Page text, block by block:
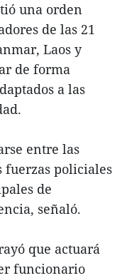
una orden
de las 21
Laos y
de forma
a las
entre las
fuerzas policiales
de
señaló.
que actuará
funcionario